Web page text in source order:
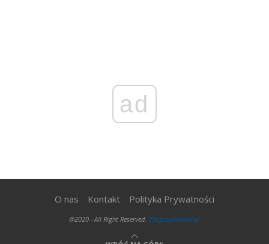
ad
O nas Kontakt Polityka Prywatności
@2020 - All Right Reserved. 300gospodarka.pl